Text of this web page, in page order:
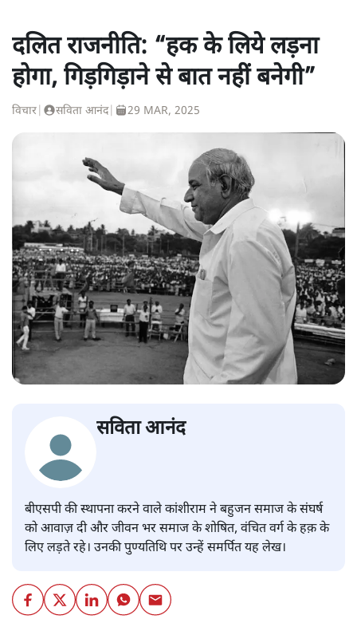
दलित राजनीति: “हक के लिये लड़ना
होगा, गिड़गिड़ाने से बात नहीं बनेगी”
विचार सविता आनंद| 29 MAR, 2025
सविता आनंद
बीएसपी की स्थापना करने वाले कांशीराम ने बहुजन समाज के संघर्ष
को आवाज़ दी और जीवन भर समाज के शोषित, वंचित वर्ग के हक़ के
लिए लड़ते रहे। उनकी पुण्यतिथि पर उन्हें समर्पित यह लेख।